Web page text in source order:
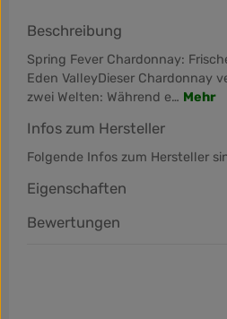
Beschreibung
Spring Fever Chardonnay:
Eden ValleyDieser Chardonnay
zwei Welten: Während e… Mehr
Infos zum Hersteller
Folgende Infos zum Hersteller
Eigenschaften
Bewertungen